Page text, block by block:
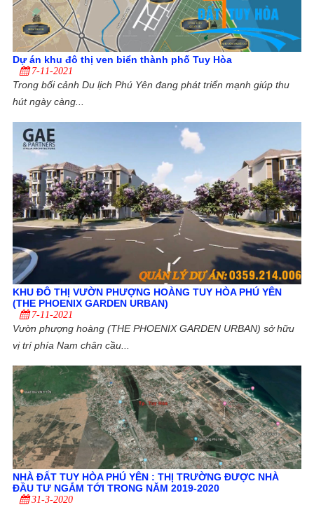
Dự án khu đô thị ven biển thành phố Tuy Hòa
7-11-2021
Trong bối cảnh Du lịch Phú Yên đang phát triển mạnh giúp thu
hút ngày càng...
KHU ĐÔ THỊ VƯỜN PHƯỢNG HOÀNG TUY HÒA PHÚ YÊN
(THE PHOENIX GARDEN URBAN)
7-11-2021
Vườn phượng hoàng (THE PHOENIX GARDEN URBAN) sở hữu
vị trí phía Nam chân cầu...
NHÀ ĐẤT TUY HÒA PHÚ YÊN : THỊ TRƯỜNG ĐƯỢC NHÀ
ĐẦU TƯ NGẮM TỚI TRONG NĂM 2019-2020
31-3-2020